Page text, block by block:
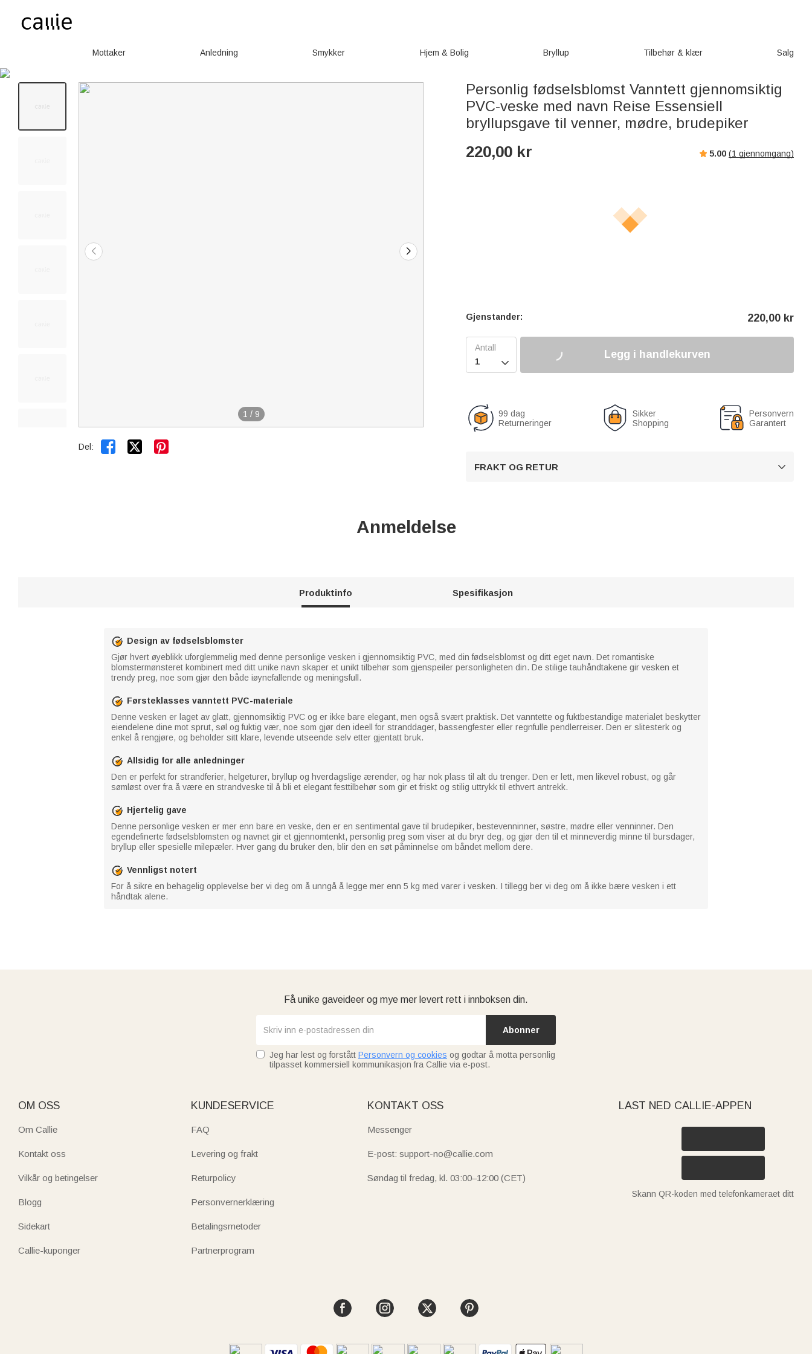
Mottaker Anledning Smykker Hjem & Bolig Bryllup Tilbehør & klær Salg
1 / 9
Del:  
Personlig fødselsblomst Vanntett gjennomsiktig
PVC-veske med navn Reise Essensiell
bryllupsgave til venner, mødre, brudepiker
220,00 kr 5.00 (1 gjennomgang)
Gjenstander: 220,00 kr

Legg i handlekurven
99 dag
Returneringer
Sikker
Shopping
Personvern
Garantert
FRAKT OG RETUR 
Anmeldelse
Produktinfo Spesifikasjon
Design av fødselsblomster
Gjør hvert øyeblikk uforglemmelig med denne personlige vesken i gjennomsiktig PVC, med din fødselsblomst og ditt eget navn. Det romantiske
blomstermønsteret kombinert med ditt unike navn skaper et unikt tilbehør som gjenspeiler personligheten din. De stilige tauhåndtakene gir vesken et
trendy preg, noe som gjør den både iøynefallende og meningsfull.
Førsteklasses vanntett PVC-materiale
Denne vesken er laget av glatt, gjennomsiktig PVC og er ikke bare elegant, men også svært praktisk. Det vanntette og fuktbestandige materialet beskytter
eiendelene dine mot sprut, søl og fuktig vær, noe som gjør den ideell for stranddager, bassengfester eller regnfulle pendlerreiser. Den er slitesterk og
enkel å rengjøre, og beholder sitt klare, levende utseende selv etter gjentatt bruk.
Allsidig for alle anledninger
Den er perfekt for strandferier, helgeturer, bryllup og hverdagslige ærender, og har nok plass til alt du trenger. Den er lett, men likevel robust, og går
sømløst over fra å være en strandveske til å bli et elegant festtilbehør som gir et friskt og stilig uttrykk til ethvert antrekk.
Hjertelig gave
Denne personlige vesken er mer enn bare en veske, den er en sentimental gave til brudepiker, bestevenninner, søstre, mødre eller venninner. Den
egendefinerte fødselsblomsten og navnet gir et gjennomtenkt, personlig preg som viser at du bryr deg, og gjør den til et minneverdig minne til bursdager,
bryllup eller spesielle milepæler. Hver gang du bruker den, blir den en søt påminnelse om båndet mellom dere.
Vennligst notert
For å sikre en behagelig opplevelse ber vi deg om å unngå å legge mer enn 5 kg med varer i vesken. I tillegg ber vi deg om å ikke bære vesken i ett
håndtak alene.
Få unike gaveideer og mye mer levert rett i innboksen din.
Abonner
Jeg har lest og forstått Personvern og cookies og godtar å motta personlig
tilpasset kommersiell kommunikasjon fra Callie via e-post.
OM OSS
Om Callie
Kontakt oss
Vilkår og betingelser
Blogg
Sidekart
Callie-kuponger
KUNDESERVICE
FAQ
Levering og frakt
Returpolicy
Personvernerklæring
Betalingsmetoder
Partnerprogram
KONTAKT OSS
Messenger
E-post: support-no@callie.com
Søndag til fredag, kl. 03:00–12:00 (CET)
LAST NED CALLIE-APPEN
Skann QR-koden med telefonkameraet ditt